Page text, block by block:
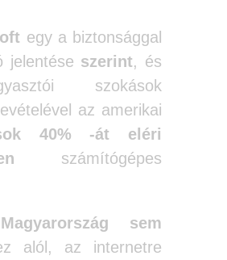
egy a biztonsággal
jelentése szerint, és
szokások
az amerikai
40% -át eléri
számítógépes
Magyarország sem
alól, az internetre